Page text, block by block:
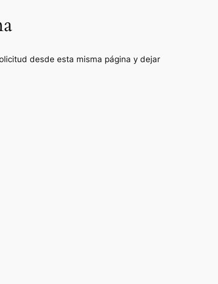
desde esta misma página y dejar